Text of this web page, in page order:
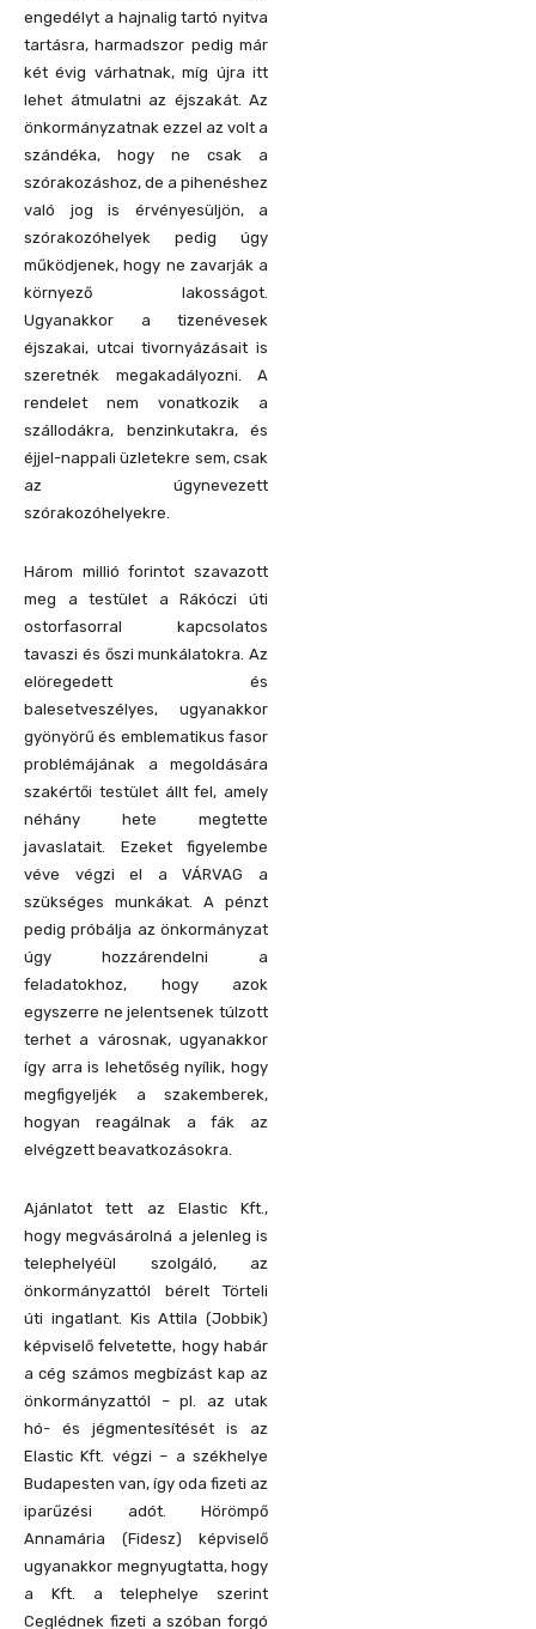
engedélyt a hajnalig tartó nyitva
tartásra, harmadszor pedig már
két évig várhatnak, míg újra itt
lehet átmulatni az éjszakát. Az
önkormányzatnak ezzel az volt a
szándéka, hogy ne csak a
szórakozáshoz, de a pihenéshez
való jog is érvényesüljön, a
szórakozóhelyek pedig úgy
működjenek, hogy ne zavarják a
környező lakosságot.
Ugyanakkor a tizenévesek
éjszakai, utcai tivornyázásait is
szeretnék megakadályozni. A
rendelet nem vonatkozik a
szállodákra, benzinkutakra, és
éjjel-nappali üzletekre sem, csak
az úgynevezett
szórakozóhelyekre.
Három millió forintot szavazott
meg a testület a Rákóczi úti
ostorfasorral kapcsolatos
tavaszi és őszi munkálatokra. Az
elöregedett és
balesetveszélyes, ugyanakkor
gyönyörű és emblematikus fasor
problémájának a megoldására
szakértői testület állt fel, amely
néhány hete megtette
javaslatait. Ezeket figyelembe
véve végzi el a VÁRVAG a
szükséges munkákat. A pénzt
pedig próbálja az önkormányzat
úgy hozzárendelni a
feladatokhoz, hogy azok
egyszerre ne jelentsenek túlzott
terhet a városnak, ugyanakkor
így arra is lehetőség nyílik, hogy
megfigyeljék a szakemberek,
hogyan reagálnak a fák az
elvégzett beavatkozásokra.
Ajánlatot tett az Elastic Kft.,
hogy megvásárolná a jelenleg is
telephelyéül szolgáló, az
önkormányzattól bérelt Törteli
úti ingatlant. Kis Attila (Jobbik)
képviselő felvetette, hogy habár
a cég számos megbízást kap az
önkormányzattól – pl. az utak
hó- és jégmentesítését is az
Elastic Kft. végzi – a székhelye
Budapesten van, így oda fizeti az
iparűzési adót. Hörömpő
Annamária (Fidesz) képviselő
ugyanakkor megnyugtatta, hogy
a Kft. a telephelye szerint
Ceglédnek fizeti a szóban forgó